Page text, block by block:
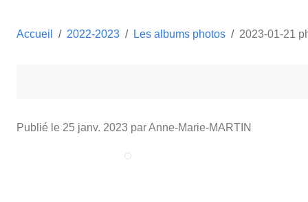
Accueil 2022-2023 Les albums photos 2023-01-21
Publié le 25 janv. 2023 par Anne-Marie-MARTIN